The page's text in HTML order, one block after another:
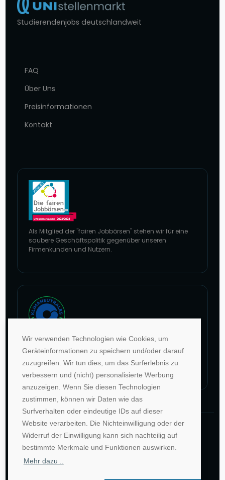
Wir verwenden Technologien wie Cookies, um
Geräteinformationen zu speichern und/oder darauf
zuzugreifen. Wir tun dies, um das Surferlebnis zu
verbessern und (nicht) personalisierte Werbung
anzuzeigen. Wenn Sie diesen Technologien
zustimmen, können wir Daten wie das
Surfverhalten oder eindeutige IDs auf dieser
Website verarbeiten. Die Nichteinwilligung oder der
Widerruf der Einwilligung kann sich nachteilig auf
bestimmte Merkmale und Funktionen auswirken.
Mehr dazu ..
Studierendenjobs deutschlandweit
FAQ
Über Uns
Preisinformationen
Kontakt
Als Mitglied der "fairen Jobbörsen" stehen wir für eine
saubere Geschäftspolitik gegenüber unseren
Firmenkunden und Nutzern.
Im Rahmen unseres Engagements in der Allianz für
Klima und Entwicklung gleichen wir unsere CO2-
Emissionen durch weltweite Projekte aus.
Zur Website von Climate Extender: Klimaneutrales Unternehmen
©1996-2026 Deutsche Hochschulwerbung und -
vertriebs GmbH. Alle Rechte vorbehalten.
AGB